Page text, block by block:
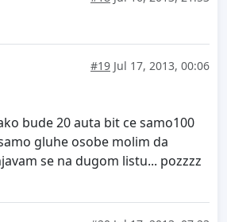
#19 Jul 17, 2013, 00:06
bude 20 auta bit ce samo100
gluhe osobe molim da
se na dugom listu... pozzzz